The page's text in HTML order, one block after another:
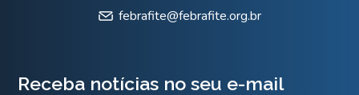
febrafite@febrafite.org.br
Receba notícias no seu e-mail